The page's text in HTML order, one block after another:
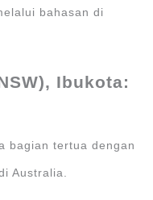
bahasan di
Ibukota:
bagian tertua dengan
Australia.